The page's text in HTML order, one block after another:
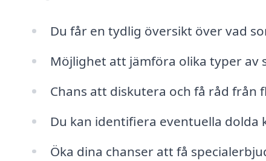
Du får en tydlig översikt över vad
Möjlighet att jämföra olika typer av
Chans att diskutera och få råd från
Du kan identifiera eventuella dolda
Öka dina chanser att få